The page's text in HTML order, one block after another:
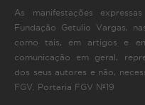
As manifestações
Fundação Getulio Vargas,
como tais, em artigos e
comunicação em geral,
dos seus autores e não,
FGV. Portaria FGV Nº19